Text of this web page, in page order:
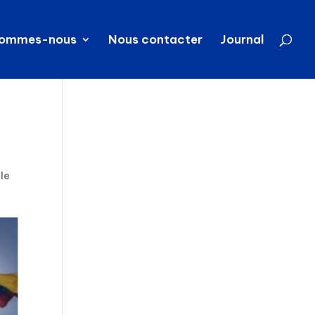
nous Nous contacter Journal